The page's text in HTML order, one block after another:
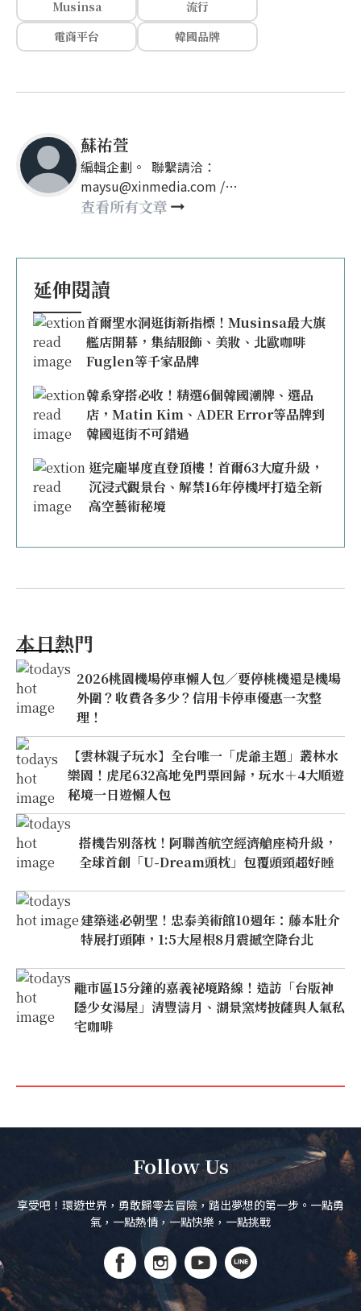
Musinsa
流行
電商平台
韓國品牌
蘇祐萱
編輯企劃。 聯繫請洽：
maysu@xinmedia.com /
may860527@gmail.com
查看所有文章
延伸閱讀
首爾聖水洞逛街新指標！Musinsa最大旗
艦店開幕，集結服飾、美妝、北歐咖啡
Fuglen等千家品牌
韓系穿搭必收！精選6個韓國潮牌、選品
店，Matin Kim、ADER Error等品牌到
韓國逛街不可錯過
逛完龐畢度直登頂樓！首爾63大廈升級，
沉浸式觀景台、解禁16年停機坪打造全新
高空藝術秘境
本日熱門
2026桃園機場停車懶人包／要停桃機還是機場
外圍？收費各多少？信用卡停車優惠一次整
理！
【雲林親子玩水】全台唯一「虎爺主題」叢林水
樂園！虎尾632高地免門票回歸，玩水＋4大順遊
秘境一日遊懶人包
搭機告別落枕！阿聯酋航空經濟艙座椅升級，
全球首創「U-Dream頭枕」包覆頭頸超好睡
建築迷必朝聖！忠泰美術館10週年：藤本壯介
特展打頭陣，1:5大屋根8月震撼空降台北
離市區15分鐘的嘉義祕境路線！造訪「台版神
隱少女湯屋」清豐濤月、湖景窯烤披薩與人氣私
宅咖啡
Follow Us
享受吧！環遊世界，勇敢歸零去冒險，踏出夢想的第一步。一點勇
氣，一點熱情，一點快樂，一點挑戰